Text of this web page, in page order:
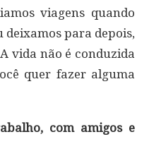
viagens quando
deixamos para depois,
vida não é conduzida
quer fazer alguma
com amigos e